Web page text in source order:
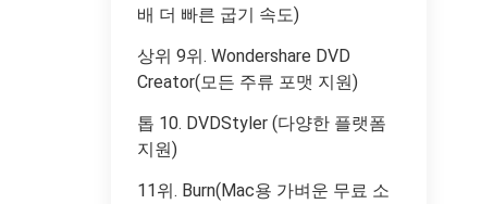
배 더 빠른 굽기 속도)
상위 9위. Wondershare DVD
Creator(모든 주류 포맷 지원)
톱 10. DVDStyler (다양한 플랫폼
지원)
11위. Burn(Mac용 가벼운 무료 소